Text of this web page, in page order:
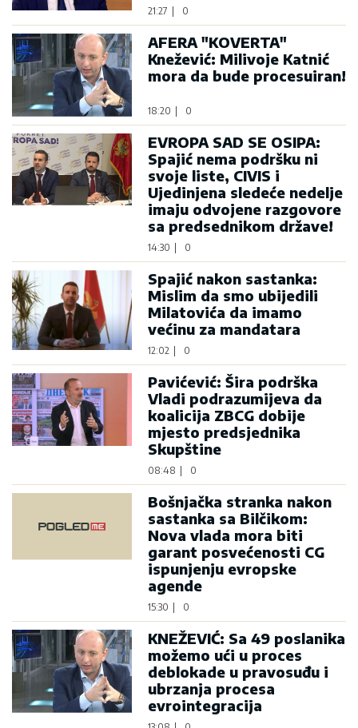
21:27 0
AFERA "KOVERTA"
Knežević: Milivoje Katnić
mora da bude procesuiran!
18:20 0
EVROPA SAD SE OSIPA:
Spajić nema podršku ni
svoje liste, CIVIS i
Ujedinjena sledeće nedelje
imaju odvojene razgovore
sa predsednikom države!
14:30 0
Spajić nakon sastanka:
Mislim da smo ubijedili
Milatovića da imamo
većinu za mandatara
12:02 0
Pavićević: Šira podrška
Vladi podrazumijeva da
koalicija ZBCG dobije
mjesto predsjednika
Skupštine
08:48 0
Bošnjačka stranka nakon
sastanka sa Bilčikom:
Nova vlada mora biti
garant posvećenosti CG
ispunjenju evropske
agende
15:30 0
KNEŽEVIĆ: Sa 49 poslanika
možemo ući u proces
deblokade u pravosuđu i
ubrzanja procesa
evrointegracija